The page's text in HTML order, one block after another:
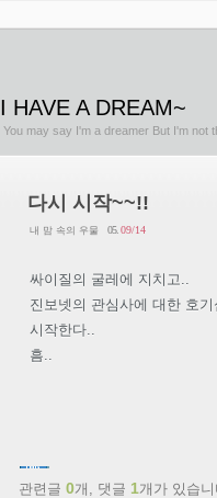
I HAVE A DREAM~
You may say I'm a dreamer But I'm not
다시 시작~~!!
내 맘 속의 우물 05. 09/14
싸이질의 굴레에 지치고..
진보넷의 관심사에 대한 호기
시작한다..
흠..
관련글 0개, 댓글 1개가 있습